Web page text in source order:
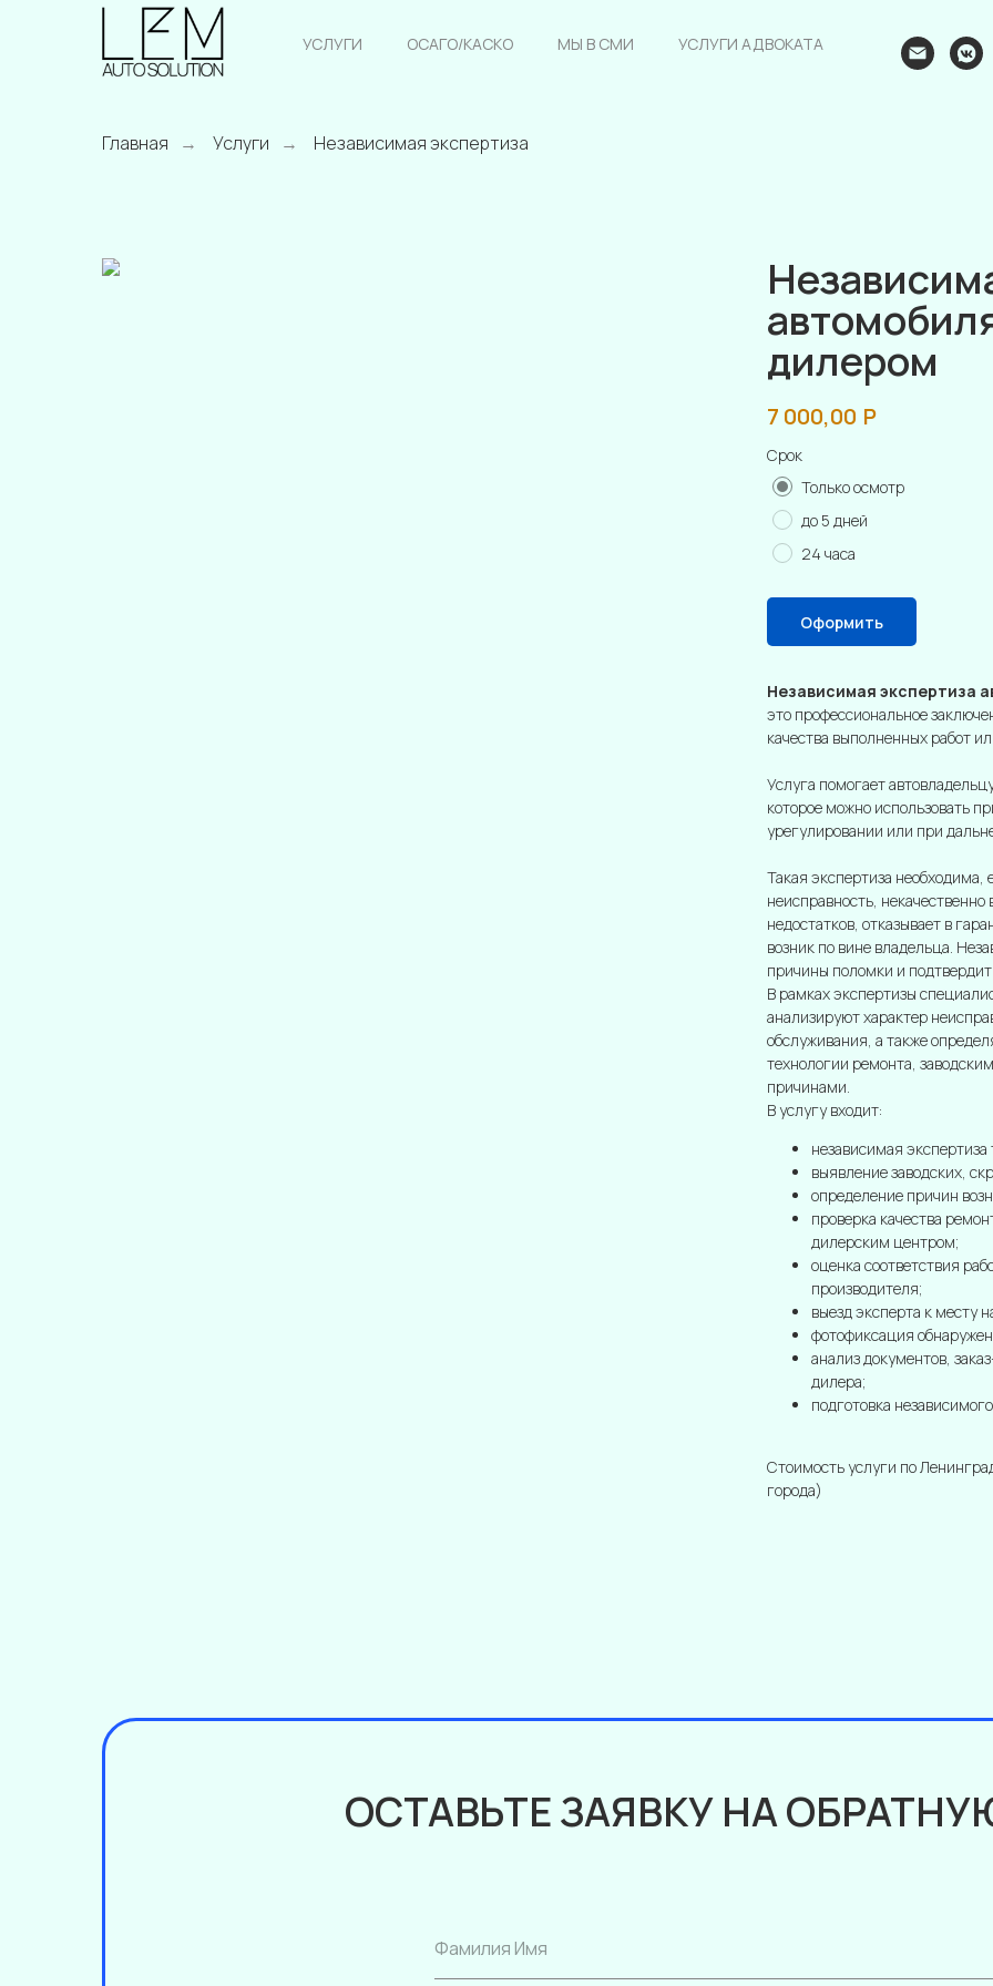
УСЛУГИ ОСАГО/КАСКО МЫ В СМИ УСЛУГИ АДВОКАТА
Главная → Услуги → Независимая экспертиза
дилером
7 000,00 Р
Срок
Только осмотр
до 5 дней
24 часа
Оформить
Независимая экспертиза
это профессиональное
качества выполненных работ
Услуга помогает
которое можно использовать
урегулировании или при
Такая экспертиза необходима,
неисправность,
недостатков, отказывает в
возник по вине владельца.
причины поломки и
В рамках экспертизы
анализируют характер
обслуживания, а также
технологии ремонта,
причинами.
В услугу входит:
независимая
выявление заводских,
определение причин
проверка качества
дилерским центром;
оценка соответствия
производителя;
выезд эксперта к месту
фотофиксация
анализ документов,
дилера;
подготовка
Стоимость услуги по
города)
ОСТАВЬТЕ ЗАЯВКУ НА